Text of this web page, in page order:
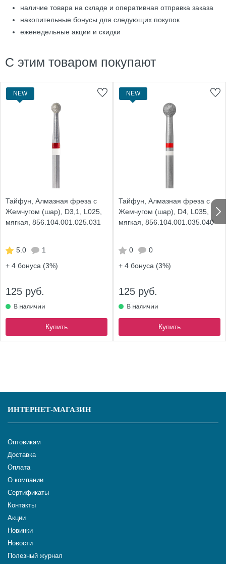
наличие товара на складе и оперативная отправка заказа
накопительные бонусы для следующих покупок
еженедельные акции и скидки
С этим товаром покупают
NEW
Тайфун, Алмазная фреза с
Жемчугом (шар), D3,1, L025,
мягкая, 856.104.001.025.031
5.0
1
+ 4 бонуса (3%)
125 руб.
Купить
NEW
Тайфун, Алмазная фреза с
Жемчугом (шар), D4, L035,
мягкая, 856.104.001.035.040
0
0
+ 4 бонуса (3%)
125 руб.
Купить
ИНТЕРНЕТ-МАГАЗИН
Оптовикам
Доставка
Оплата
О компании
Сертификаты
Контакты
Акции
Новинки
Новости
Полезный журнал